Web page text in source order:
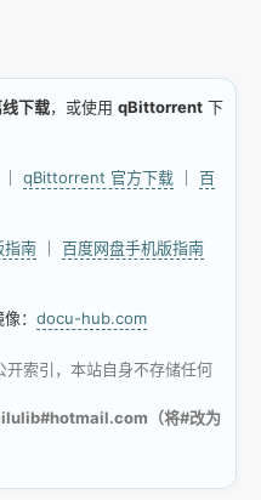
下载，或使用 qBittorrent 下
qBittorrent 官方下载
百
指南
百度网盘手机版指南
： docu-hub.com
索引，本站自身不存储任何
（将#改为